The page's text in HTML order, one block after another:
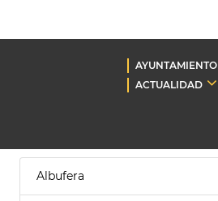
AYUNTAMIENTO
ACTUALIDAD
Albufera